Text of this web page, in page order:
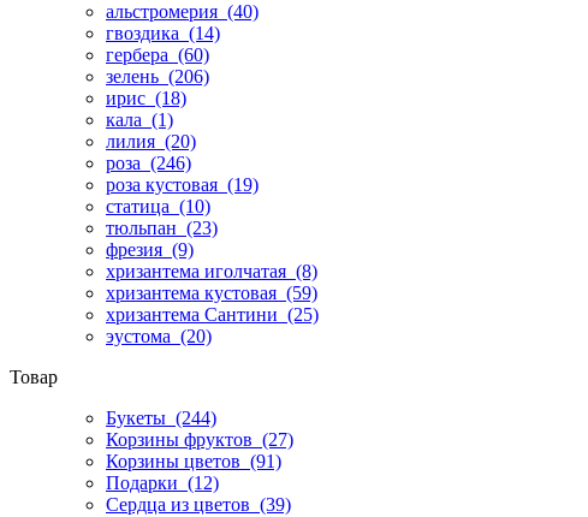
альстромерия (40)
гвоздика (14)
гербера (60)
зелень (206)
ирис (18)
кала (1)
лилия (20)
роза (246)
роза кустовая (19)
статица (10)
тюльпан (23)
фрезия (9)
хризантема иголчатая (8)
хризантема кустовая (59)
хризантема Сантини (25)
эустома (20)
Товар
Букеты (244)
Корзины фруктов (27)
Корзины цветов (91)
Подарки (12)
Сердца из цветов (39)